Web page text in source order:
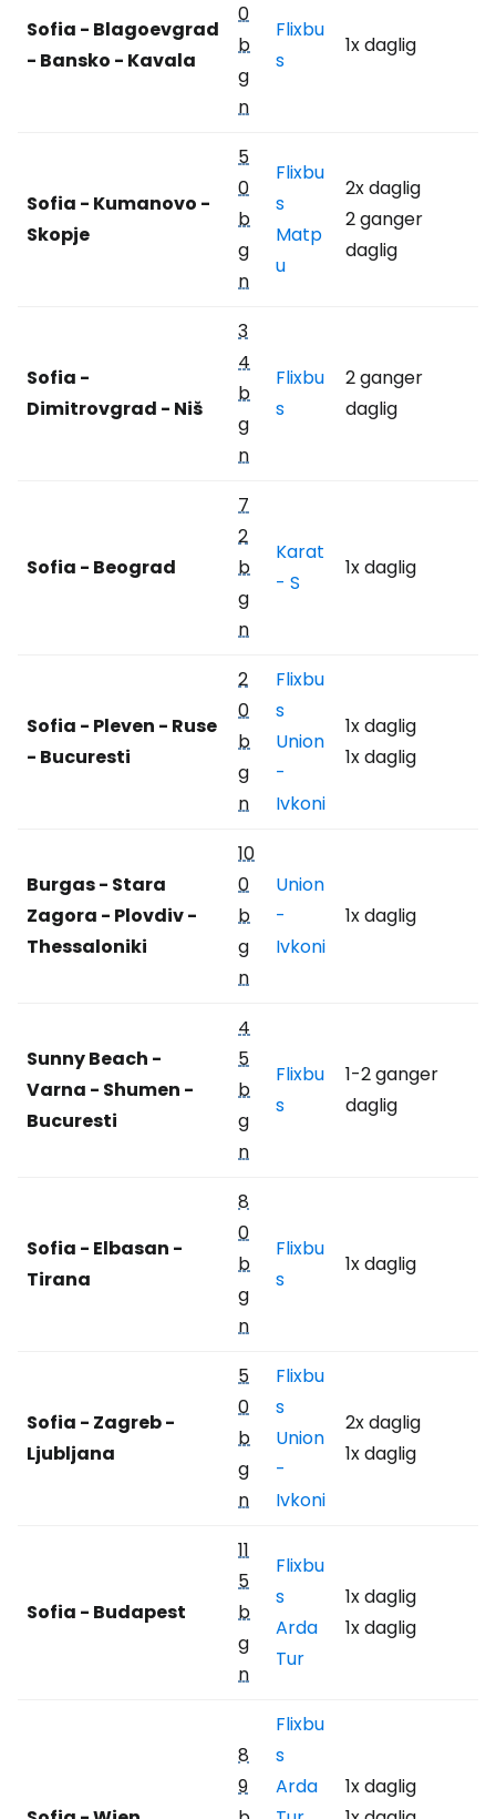
Sofia - Blagoevgrad
- Bansko - Kavala
0
b
g
n
Flixbu
s
1x daglig
Sofia - Kumanovo -
Skopje
5
0
b
g
n
Flixbu
s
Matp
u
2x daglig
2 ganger
daglig
Sofia -
Dimitrovgrad - Niš
3
4
b
g
n
Flixbu
s
2 ganger
daglig
Sofia - Beograd
7
2
b
g
n
Karat
- S
1x daglig
Sofia - Pleven - Ruse
- Bucuresti
2
0
b
g
n
Flixbu
s
Union
-
Ivkoni
1x daglig
1x daglig
Burgas - Stara
Zagora - Plovdiv -
Thessaloniki
10
0
b
g
n
Union
-
Ivkoni
1x daglig
Sunny Beach -
Varna - Shumen -
Bucuresti
4
5
b
g
n
Flixbu
s
1-2 ganger
daglig
Sofia - Elbasan -
Tirana
8
0
b
g
n
Flixbu
s
1x daglig
Sofia - Zagreb -
Ljubljana
5
0
b
g
n
Flixbu
s
Union
-
Ivkoni
2x daglig
1x daglig
Sofia - Budapest
11
5
b
g
n
Flixbu
s
Arda
Tur
1x daglig
1x daglig
8
9
Flixbu
s
Arda
1x daglig